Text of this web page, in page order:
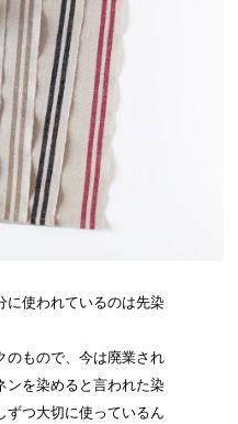
に使われているのは先染
のもので、今は廃業され
ンを染めると言われた染
ずつ大切に使っているん